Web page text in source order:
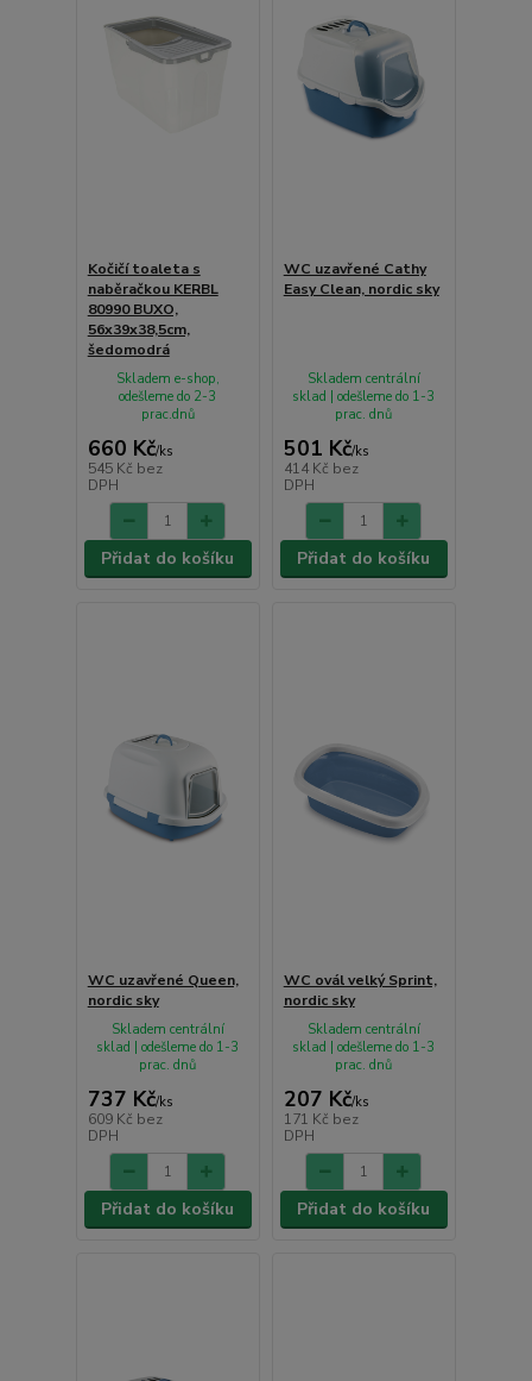
Kočičí toaleta s
naběračkou KERBL
80990 BUXO,
56x39x38,5cm,
šedomodrá
660 Kč/ks
545 Kč bez
DPH
Skladem e-shop,
odešleme do 2-3
prac.dnů
Přidat do košíku
WC uzavřené Cathy
Easy Clean, nordic sky
501 Kč/ks
414 Kč bez
DPH
Skladem centrální
sklad | odešleme do 1-3
prac. dnů
Přidat do košíku
WC uzavřené Queen,
nordic sky
737 Kč/ks
609 Kč bez
DPH
Skladem centrální
sklad | odešleme do 1-3
prac. dnů
Přidat do košíku
WC ovál velký Sprint,
nordic sky
207 Kč/ks
171 Kč bez
DPH
Skladem centrální
sklad | odešleme do 1-3
prac. dnů
Přidat do košíku